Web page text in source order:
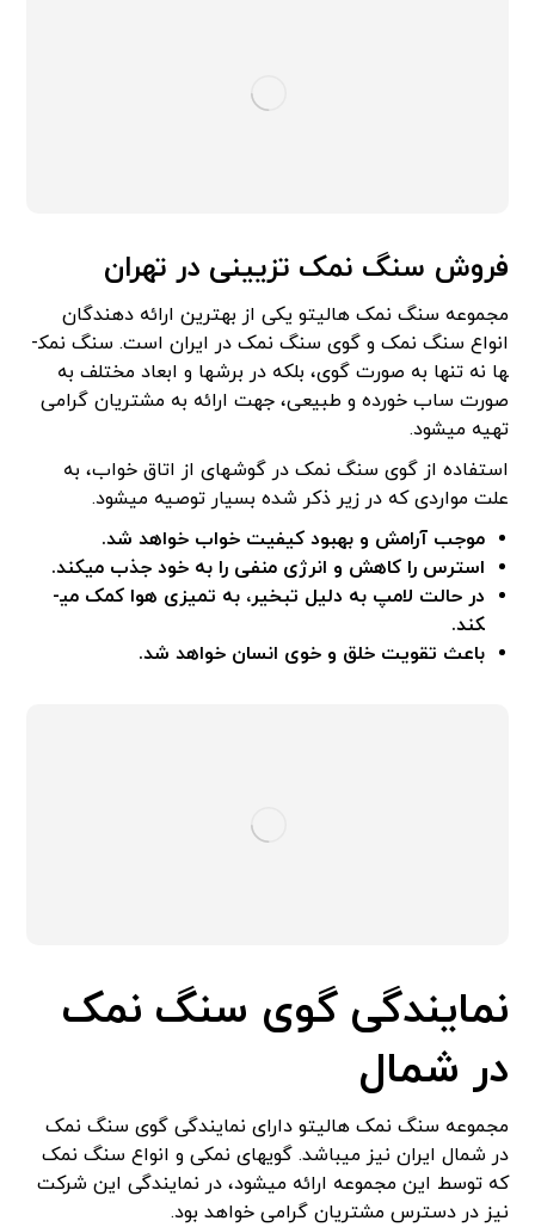
فروش سنگ نمک تزیینی در تهران
مجموعه سنگ نمک هالیتو یکی از بهترین ارائه دهندگان
انواع سنگ نمک و گوی سنگ نمک در ایران است. سنگ نمک­
ها نه تنها به صورت گوی، بلکه در برش­ها و ابعاد مختلف به
صورت ساب خورده و طبیعی، جهت ارائه به مشتریان گرامی
تهیه می­شود.
استفاده از گوی سنگ نمک در گوشه­ای از اتاق خواب، به
علت مواردی که در زیر ذکر شده بسیار توصیه می­شود.
موجب آرامش و بهبود کیفیت خواب خواهد شد.
استرس را کاهش و انرژی منفی را به خود جذب می­کند.
در حالت لامپ به دلیل تبخیر، به تمیزی هوا کمک می­
کند.
باعث تقویت خلق و خوی انسان خواهد شد.
نمایندگی گوی سنگ نمک
در شمال
مجموعه سنگ نمک هالیتو دارای نمایندگی­ گوی سنگ نمک
در شمال ایران نیز می­باشد. گوی­های نمکی و انواع سنگ نمک
که توسط این مجموعه ارائه می­شود، در نمایندگی این شرکت
نیز در دسترس مشتریان گرامی خواهد بود.